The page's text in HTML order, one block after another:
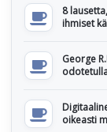
8
ihmiset
George
oikeasti